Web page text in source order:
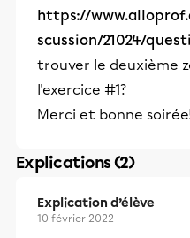
https://
scussion/21024/
trouver le deuxième
l'exercice #1?
Merci et bonne
Explications (2)
Explication d’élève
10 février 2022